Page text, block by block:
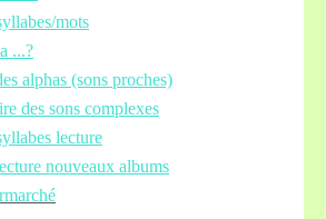
mots
...?
alphas (sons proches)
des sons complexes
lecture
nouveaux albums